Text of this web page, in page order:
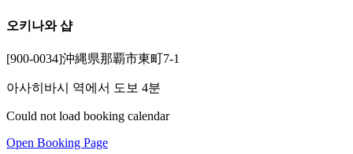
오키나와 샵
[900-0034]沖縄県那覇市東町7-1
아사히바시 역에서 도보 4분
Could not load booking calendar
Open Booking Page